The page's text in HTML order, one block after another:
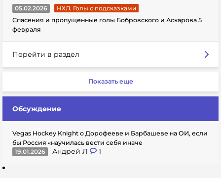
05.02.2026
НХЛ. Голы с подсказками
Спасения и пропущенные голы Бобровского и Аскарова 5
февраля
Перейти в раздел
Показать еще
Обсуждение
Vegas Hockey Knight о Дорофееве и Барбашеве на ОИ, если
бы Россия «научилась вести себя иначе
19.01.2026
Андрей Л 1